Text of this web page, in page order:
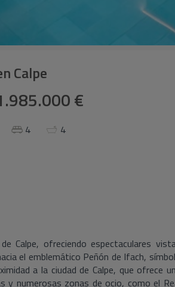
Calpe
€
4 4
Calpe, ofreciendo espectaculares
el emblemático Peñón de Ifach,
a la ciudad de Calpe, que ofrece
y numerosas zonas de ocio, como el